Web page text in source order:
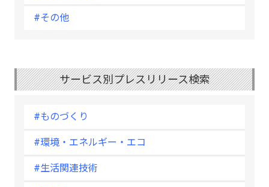
#その他
サービス別プレスリリース検索
#ものづくり
#環境・エネルギー・エコ
#生活関連技術